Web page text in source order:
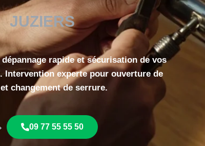
JUZIERS
rapide et sécurisation de vos
Intervention experte pour ouverture de
changement de serrure.
09 77 55 55 50